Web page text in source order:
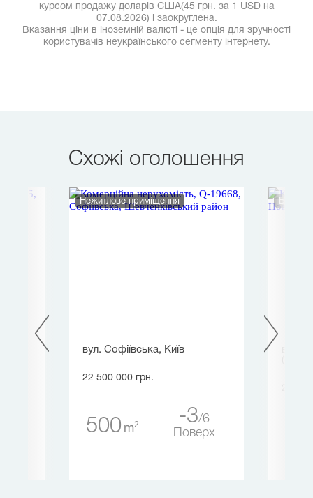
курсом продажу доларів США(45 грн. за 1 USD на
07.08.2026) і заокруглена.
Вказання ціни в іноземній валюті - це опція для зручності
користувачів неукраїнського сегменту інтернету.
Схожі оголошення
Нежитлове приміщення
вул. Софіївська, Київ
22 500 000 грн.
500 m2 -3 6
Поверх